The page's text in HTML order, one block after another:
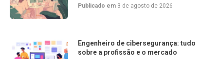
Publicado em 3 de agosto de 2026
Engenheiro de cibersegurança: tudo
sobre a profissão e o mercado